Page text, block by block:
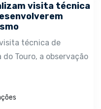
visita técnica
técnica de
Touro, a observação